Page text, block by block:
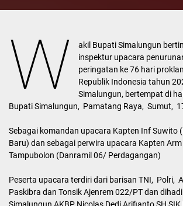
W
akil Bupati Simalungun
inspektur upacara
peringatan ke 76 hari
Republik Indonesia tahun
Simalungun, bertempat di
Bupati Simalungun, Pamatang Raya, Sumut,
Sebagai komandan upacara Kapten Inf Suwito
Baru) dan sebagai perwira upacara Kapten Arm
Tampubolon (Danramil 06/ Perdagangan)
Peserta upacara terdiri dari barisan TNI, Polri,
Paskibra dan Tonsik Ajenrem 022/PT dan